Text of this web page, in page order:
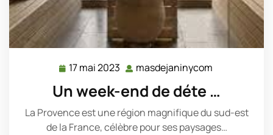
17 mai 2023 17
2023
masdejaninycom
Un week-end de déte …
La Provence est une région magnifique du sud-est
de la France, célèbre pour ses paysages…